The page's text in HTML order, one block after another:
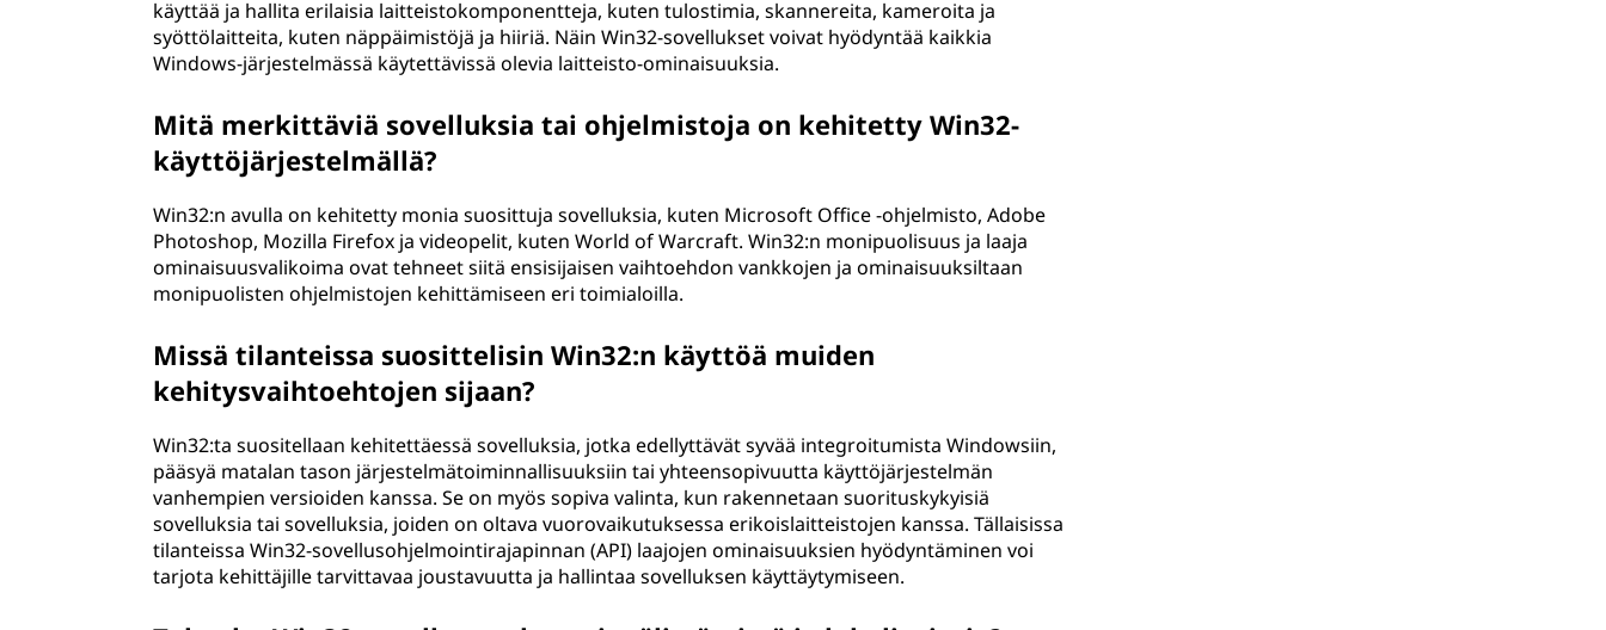
käyttää ja hallita erilaisia laitteistokomponentteja, kuten tulostimia, skannereita, kameroita ja
syöttölaitteita, kuten näppäimistöjä ja hiiriä. Näin Win32-sovellukset voivat hyödyntää kaikkia
Windows-järjestelmässä käytettävissä olevia laitteisto-ominaisuuksia.
Mitä merkittäviä sovelluksia tai ohjelmistoja on kehitetty Win32-
käyttöjärjestelmällä?
Win32:n avulla on kehitetty monia suosittuja sovelluksia, kuten Microsoft Office -ohjelmisto, Adobe
Photoshop, Mozilla Firefox ja videopelit, kuten World of Warcraft. Win32:n monipuolisuus ja laaja
ominaisuusvalikoima ovat tehneet siitä ensisijaisen vaihtoehdon vankkojen ja ominaisuuksiltaan
monipuolisten ohjelmistojen kehittämiseen eri toimialoilla.
Missä tilanteissa suosittelisin Win32:n käyttöä muiden
kehitysvaihtoehtojen sijaan?
Win32:ta suositellaan kehitettäessä sovelluksia, jotka edellyttävät syvää integroitumista Windowsiin,
pääsyä matalan tason järjestelmätoiminnallisuuksiin tai yhteensopivuutta käyttöjärjestelmän
vanhempien versioiden kanssa. Se on myös sopiva valinta, kun rakennetaan suorituskykyisiä
sovelluksia tai sovelluksia, joiden on oltava vuorovaikutuksessa erikoislaitteistojen kanssa. Tällaisissa
tilanteissa Win32-sovellusohjelmointirajapinnan (API) laajojen ominaisuuksien hyödyntäminen voi
tarjota kehittäjille tarvittavaa joustavuutta ja hallintaa sovelluksen käyttäytymiseen.